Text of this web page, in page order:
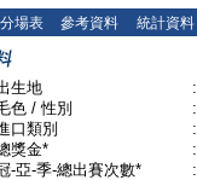
場表 參考資料 統計資料
生地 :
色 / 性別
:
口類別
:
獎金*
:
-亞-季-總出賽次數*
: